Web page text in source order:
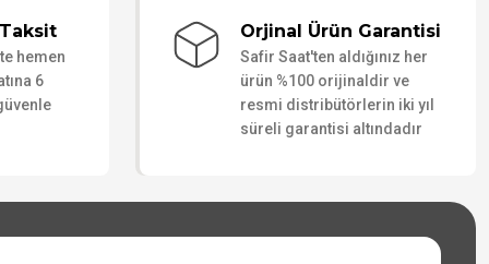
hemen
6
Orjinal Ürün Garantisi
Safir Saat'ten aldığınız her
ürün %100 orijinaldir ve
resmi distribütörlerin iki yıl
süreli garantisi altındadır